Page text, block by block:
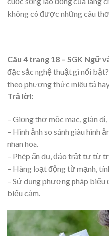
không có được những câu
Câu 4 trang 18 – SGK Ngữ
đặc sắc nghệ thuật gì nổi
theo phương thức miêu tả
Trả lời:
– Giọng thơ mộc mạc, giản
– Hình ảnh so sánh giàu hình
nhân hóa.
– Phép ẩn dụ, đảo trật tự từ
– Hàng loạt động từ mạnh,
– Sử dụng phương pháp biểu
biểu cảm.